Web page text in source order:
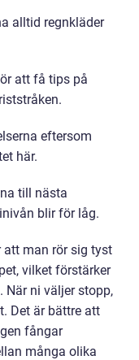
alltid regnkläder
att få tips på
eftersom
här.
till nästa
blir för låg.
att man rör sig tyst
vilket förstärker
När ni väljer stopp,
Det är bättre att
fångar
många olika